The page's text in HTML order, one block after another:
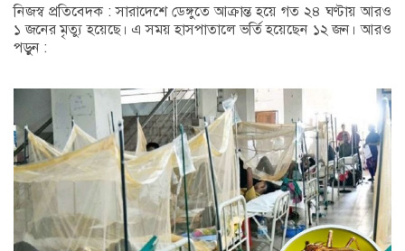
নিজস্ব প্রতিবেদক : সারাদেশে ডেঙ্গুতে আক্রান্ত হয়ে গত ২৪ ঘণ্টায় আরও
১ জনের মৃত্যু হয়েছে। এ সময় হাসপাতালে ভর্তি হয়েছেন ১২ জন। আরও
পড়ুন :